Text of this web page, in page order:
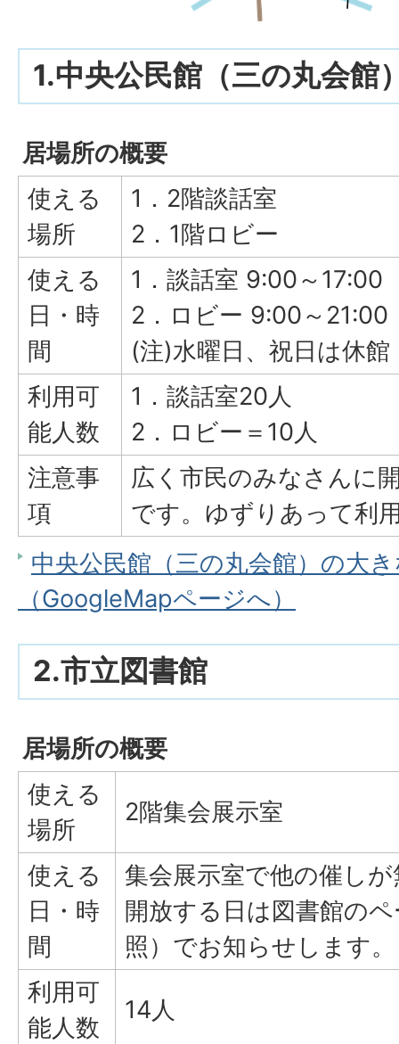
1.中央公民館（三の丸会館
居場所の概要
使える
場所
1．2階談話室
2．1階ロビー
使える
日・時
間
1．談話室 9:00～17:00
2．ロビー 9:00～21:00
(注)水曜日、祝日は休館
利用可
能人数
1．談話室20人
2．ロビー＝10人
注意事
項
広く市民のみなさんに
です。ゆずりあって利
中央公民館（三の丸会館）の大
（GoogleMapページへ）
2.市立図書館
居場所の概要
使える
場所
2階集会展示室
使える
日・時
間
集会展示室で他の催し
開放する日は図書館の
照）でお知らせします。
利用可
能人数
14人